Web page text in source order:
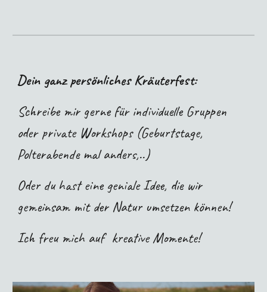
Dein ganz persönliches Kräuterfest:
Schreibe mir gerne für individuelle Gruppen
oder private Workshops (Geburtstage,
Polterabende mal anders,..)
Oder du hast eine geniale Idee, die wir
gemeinsam mit der Natur umsetzen können!
Ich freu mich auf kreative Momente!